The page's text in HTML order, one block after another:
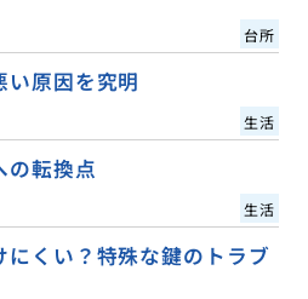
台所
い原因を究明
生活
の転換点
生活
にくい？特殊な鍵のトラブ